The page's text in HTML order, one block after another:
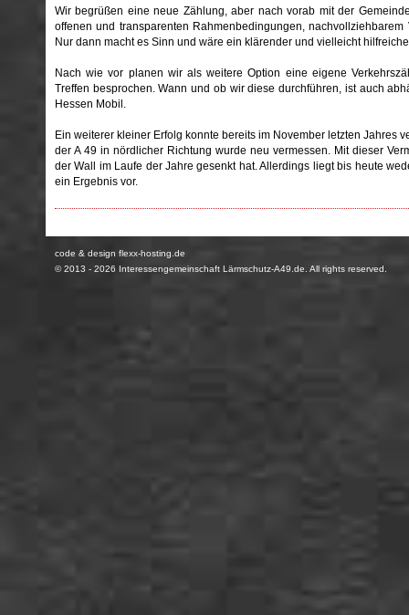
Wir begrüßen eine neue Zählung, aber nach vorab mit der
offenen und transparenten Rahmenbedingungen,
Nur dann macht es Sinn und wäre ein klärender und vielleicht
Nach wie vor planen wir als weitere Option eine eigene
Treffen besprochen. Wann und ob wir diese durchführen, ist auch
Hessen Mobil.
Ein weiterer kleiner Erfolg konnte bereits im November letzten Jahres
der A 49 in nördlicher Richtung wurde neu vermessen. Mit dieser
der Wall im Laufe der Jahre gesenkt hat. Allerdings liegt bis heute
ein Ergebnis vor.
code & design flexx-hosting.de
© 2013 - 2026 Interessengemeinschaft Lärmschutz-A49.de . All rights reserved.